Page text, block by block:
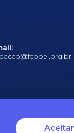
Aceitar